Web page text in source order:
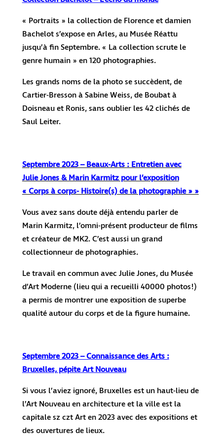
« Portraits » la collection de Florence et damien
Bachelot s’expose en Arles, au Musée Réattu
jusqu’à fin Septembre. « La collection scrute le
genre humain » en 120 photographies.
Les grands noms de la photo se succèdent, de
Cartier-Bresson à Sabine Weiss, de Boubat à
Doisneau et Ronis, sans oublier les 42 clichés de
Saul Leiter.
Septembre 2023 – Beaux-Arts : Entretien avec
Julie Jones & Marin Karmitz pour l’exposition
« Corps à corps- Histoire(s) de la photographie » »
Vous avez sans doute déjà entendu parler de
Marin Karmitz, l’omni-présent producteur de films
et créateur de MK2. C’est aussi un grand
collectionneur de photographies.
Le travail en commun avec Julie Jones, du Musée
d’Art Moderne (lieu qui a recueilli 40000 photos!)
a permis de montrer une exposition de superbe
qualité autour du corps et de la figure humaine.
Septembre 2023 – Connaissance des Arts :
Bruxelles, pépite Art Nouveau
Si vous l’aviez ignoré, Bruxelles est un haut-lieu de
l’Art Nouveau en architecture et la ville est la
capitale sz czt Art en 2023 avec des expositions et
des ouvertures de lieux.